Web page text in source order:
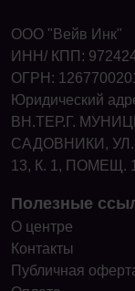
ООО "Вейв Инк"
ИНН/ КПП:
ОГРН:
Юридический
ВН.ТЕР.Г.
САДОВНИКИ,
13, К. 1, ПОМЕЩ.
Полезные
О центре
Контакты
Публичная